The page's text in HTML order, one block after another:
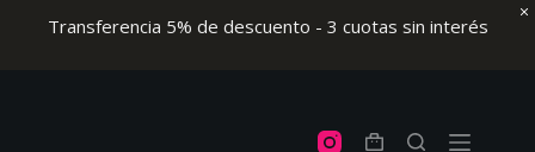
Transferencia 5% de descuento - 3 cuotas sin interés